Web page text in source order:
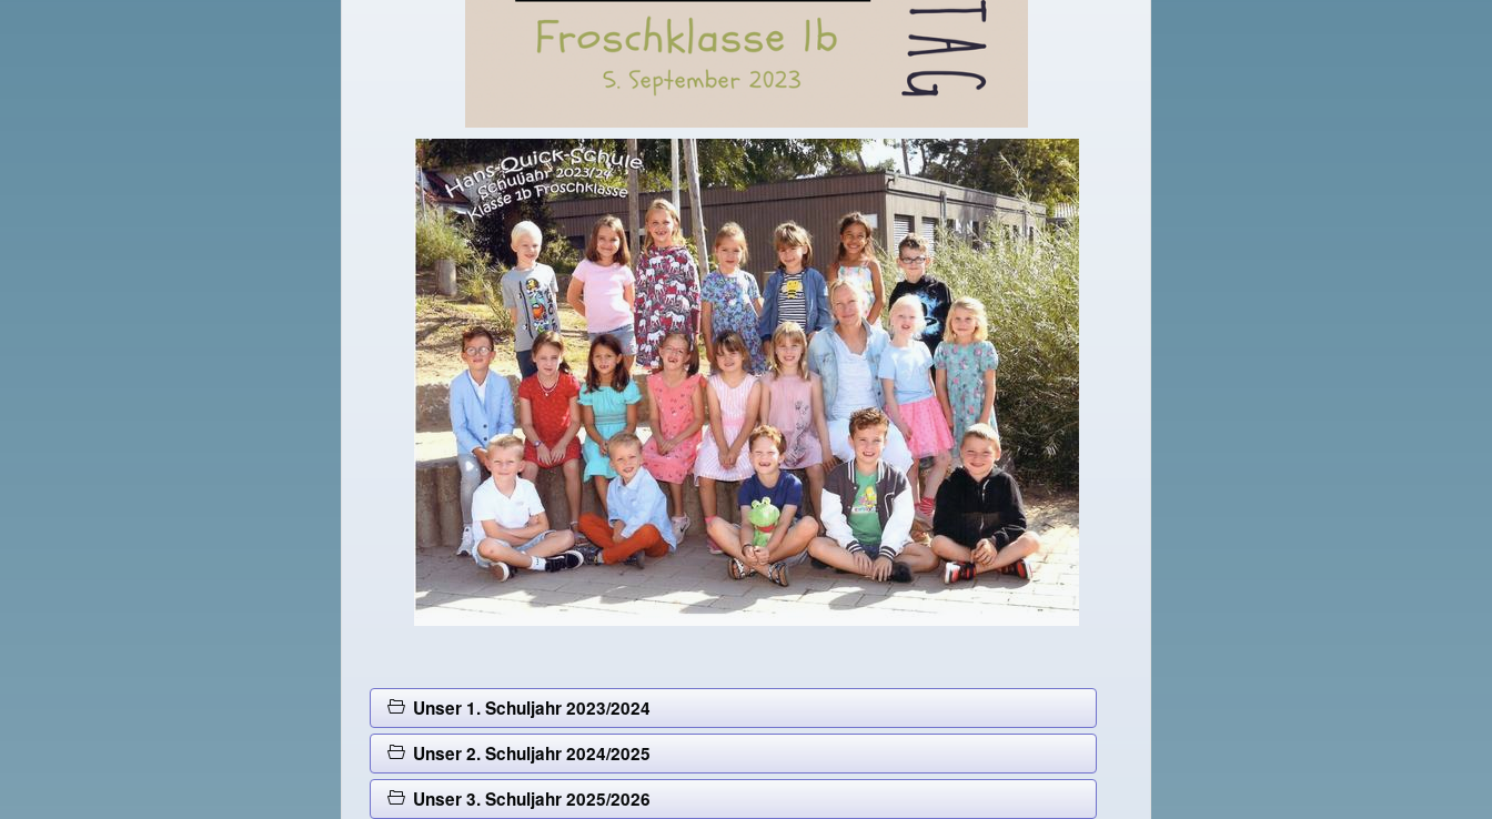
Unser 1. Schuljahr 2023/2024
Unser 2. Schuljahr 2024/2025
Unser 3. Schuljahr 2025/2026